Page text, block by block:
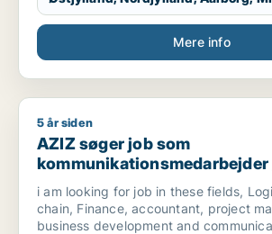
Mere info
AZIZ søger job som
5 år siden
AZIZ søger job som
kommunikationsmedarbejder
marketingmedarbejder /
forretningsudvikler /
regnskabsmedarbejder /
i am looking for job in these fields,
chain, Finance, accountant, project
business development and